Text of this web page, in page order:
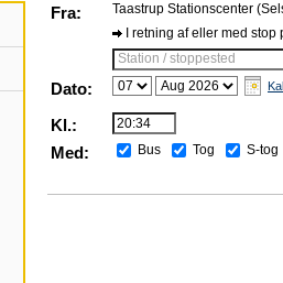
Fra:
Taastrup Stationscenter
I retning af eller med stop
Station / stoppested
Dato:
Kl.:
Med:
Bus Tog S-tog